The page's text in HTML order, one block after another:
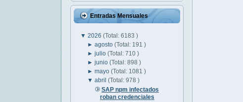
Entradas Mensuales
▼ 2026 (Total: 6183 )
►agosto(Total: 191 )
►julio(Total: 710 )
►junio(Total: 898 )
►mayo(Total: 1081 )
▼abril(Total: 978 )
SAP npm infectados
roban credenciales